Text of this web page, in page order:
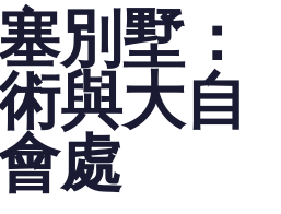
購買計劃
別墅：
與大自
處